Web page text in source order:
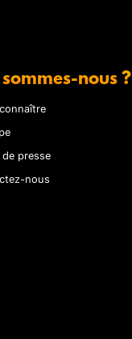
nous ?
de presse
nous